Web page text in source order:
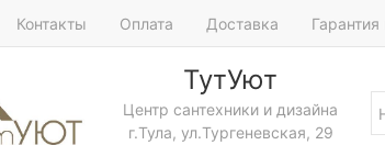
Контакты Оплата Доставка Гарантия
ТутУют
Центр сантехники и дизайна
г.Тула, ул.Тургеневская, 29